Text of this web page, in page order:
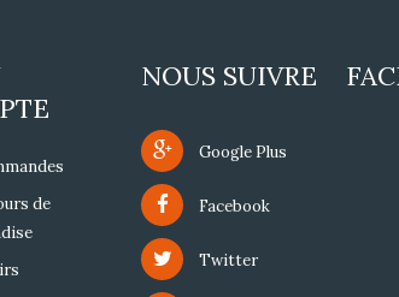
de
NOUS SUIVRE
Google Plus
Facebook
Twitter